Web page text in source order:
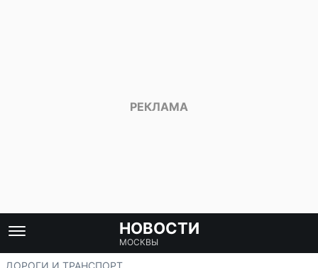
НОВОСТИ
МОСКВЫ
ДОРОГИ И ТРАНСПОРТ